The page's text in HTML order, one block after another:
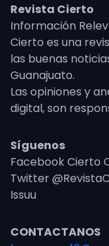
Revista Cierto
Información
Cierto es una
las buenas
Guanajuato.
Las opiniones y
digital, son
Síguenos
Facebook Cierto
Twitter
Issuu
CONTACTANOS